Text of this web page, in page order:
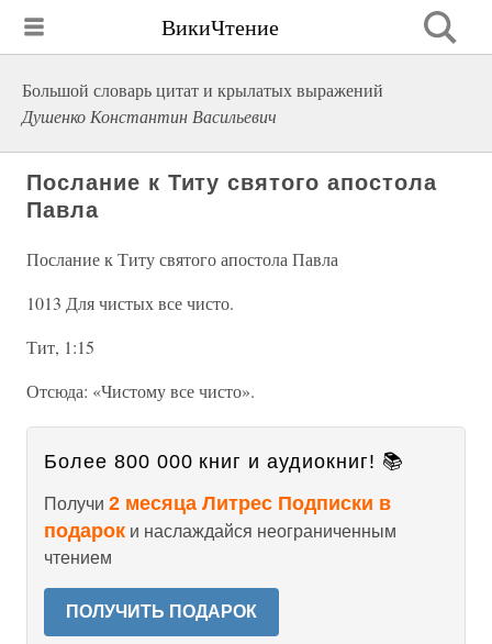
ВикиЧтение
Большой словарь цитат и крылатых выражений
Душенко Константин Васильевич
Послание к Титу святого апостола
Павла
Послание к Титу святого апостола Павла
1013 Для чистых все чисто.
Тит, 1:15
Отсюда: «Чистому все чисто».
Более 800 000 книг и аудиокниг! 📚
Получи 2 месяца Литрес Подписки в
подарок и наслаждайся неограниченным
чтением
ПОЛУЧИТЬ ПОДАРОК